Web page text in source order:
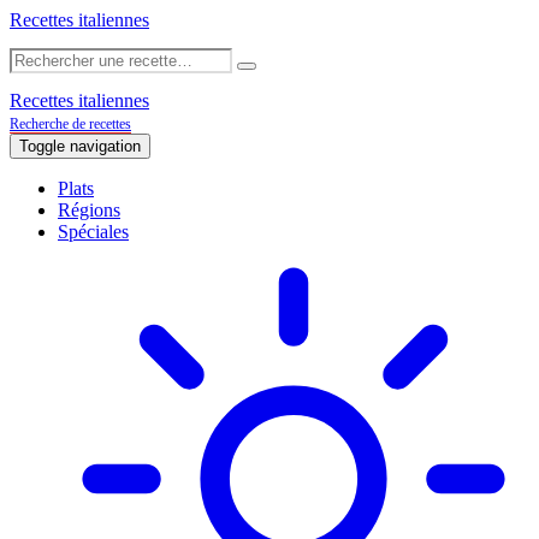
Recettes italiennes
Recettes italiennes
Recherche de recettes
Toggle navigation
Plats
Régions
Spéciales